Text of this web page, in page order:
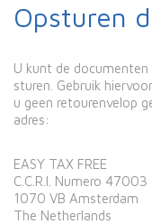
Opsturen
U kunt de documenten
sturen. Gebruik
u geen retourenvelop
adres:
EASY TAX FREE
C.C.R.I. Numero 47003
1070 VB Amsterdam
The Netherlands